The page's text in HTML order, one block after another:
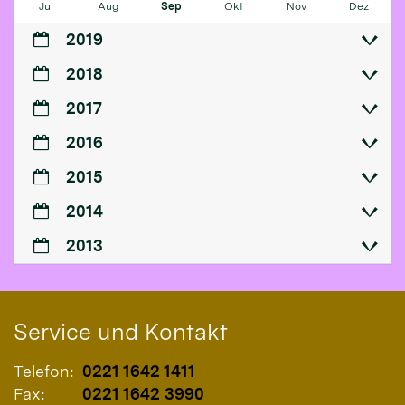
Jul Aug Sep Okt Nov Dez
2019
2018
2017
2016
2015
2014
2013
Service und Kontakt
Telefon: 0221 1642 1411
Fax:
0221 1642 3990